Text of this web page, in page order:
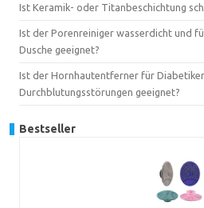
Ist Keramik- oder Titanbeschichtung
Ist der Porenreiniger wasserdicht und
Dusche geeignet?
Ist der Hornhautentferner für
Durchblutungsstörungen geeignet?
Bestseller